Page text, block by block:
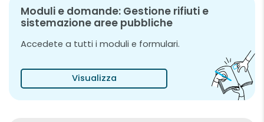
Moduli e domande: Gestione rifiuti e
sistemazione aree pubbliche
Accedete a tutti i moduli e formulari.
Visualizza